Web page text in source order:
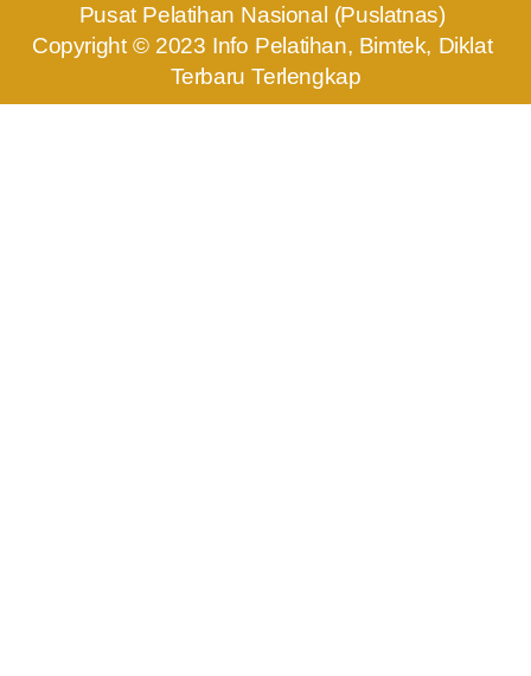
Pusat Pelatihan Nasional (Puslatnas)
Copyright © 2023 Info Pelatihan, Bimtek, Diklat
Terbaru Terlengkap